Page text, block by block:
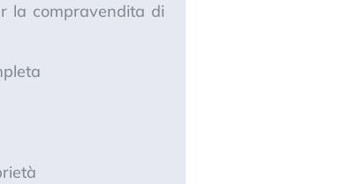
la compravendita di